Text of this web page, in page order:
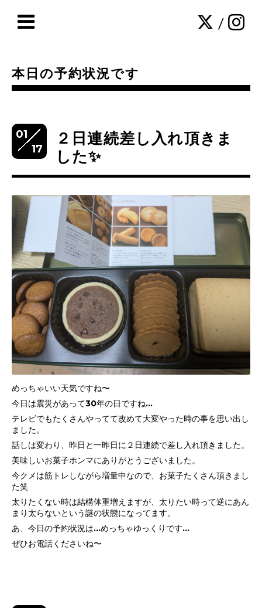
/
本日の予約状況です
01
17
２日連続差し入れ頂きま
した✨
めっちゃいい天気ですね〜
今日は震災があって30年の日ですね…
テレビでもたくさんやってて改めて大変やった時の事を思い出し
ました。
話しは変わり、昨日と一昨日に２日連続で差し入れ頂きました。
美味しいお菓子ホンマにありがとうございました。
今クメは筋トレしながら増量中なので、お菓子たくさん頂きまし
た笑
太りたくない時は結構体重増えますが、太りたい時って逆にあん
まり太らないという謎の状態になってます。
あ、今日の予約状況は…めっちゃゆっくりです…
ぜひお電話くださいね〜